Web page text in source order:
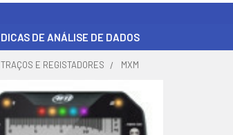
DICAS DE ANÁLISE DE DADOS
TRAÇOS E REGISTADORES MXM